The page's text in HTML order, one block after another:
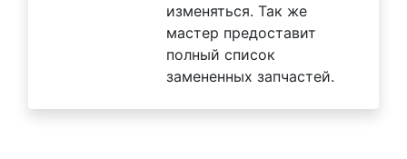
изменяться. Так же
мастер предоставит
полный список
замененных запчастей.